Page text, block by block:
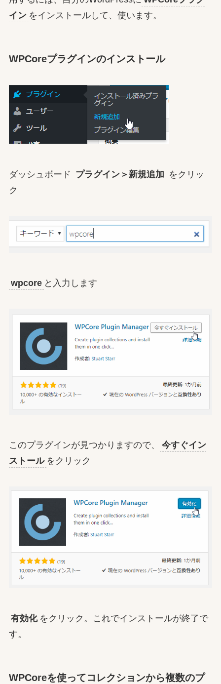
イン をインストールして、使います。
WPCoreプラグインのインストール
ダッシュボード プラグイン＞新規追加 をクリッ
ク
wpcore と入力します
このプラグインが見つかりますので、
今すぐイン
ストール をクリック
有効化 をクリック。これでインストールが終了で
す。
WPCoreを使ってコレクションから複数のプ